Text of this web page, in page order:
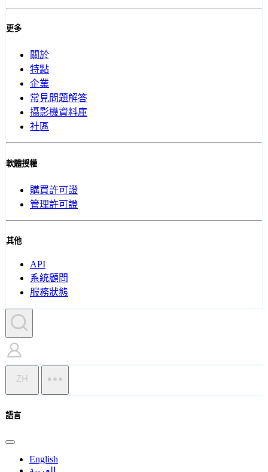
更多
關於
特點
企業
常見問題解答
攝影機資料庫
社區
軟體授權
購買許可證
管理許可證
其他
API
系統顧問
服務狀態
ZH
語言
English